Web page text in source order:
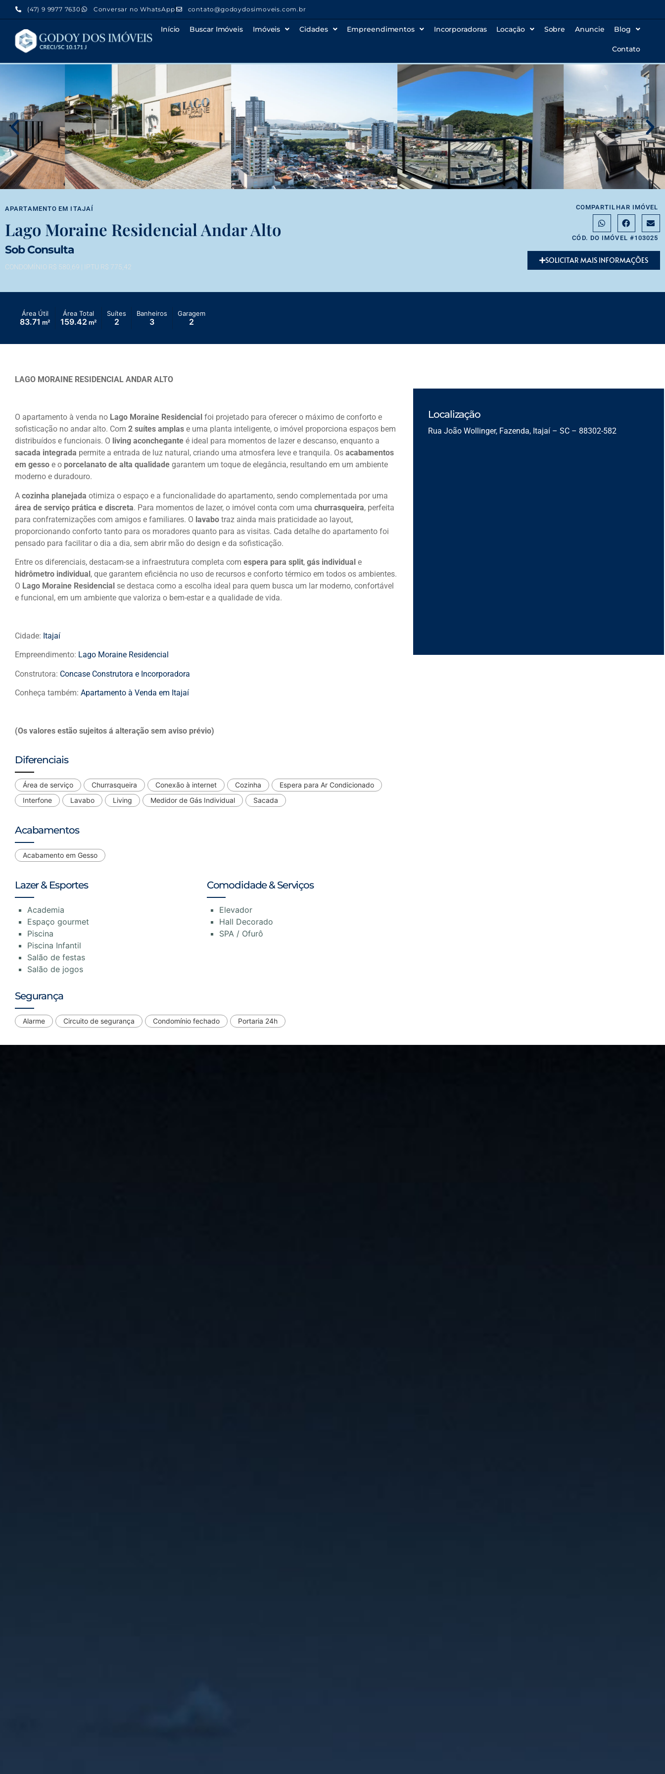
(47) 9 9977 7630 Conversar no WhatsApp contato@godoydosimoveis.com.br
Início Buscar Imóveis Imóveis Cidades Empreendimentos Incorporadoras Locação Sobre Anuncie Blog
Contato
APARTAMENTO EM ITAJAÍ
Lago Moraine Residencial Andar Alto
Sob Consulta
CONDOMÍNIO R$ 580,69 | IPTU R$ 775,42
COMPARTILHAR IMÓVEL
CÓD. DO IMÓVEL #103025
SOLICITAR MAIS INFORMAÇÕES
Área Útil
83.71 m²
Área Total
159.42 m²
Suítes
2
Banheiros
3
Garagem
2
LAGO MORAINE RESIDENCIAL ANDAR ALTO
O apartamento à venda no Lago Moraine Residencial foi projetado para oferecer o máximo de conforto e
sofisticação no andar alto. Com 2 suítes amplas e uma planta inteligente, o imóvel proporciona espaços bem
distribuídos e funcionais. O living aconchegante é ideal para momentos de lazer e descanso, enquanto a
sacada integrada permite a entrada de luz natural, criando uma atmosfera leve e tranquila. Os acabamentos
em gesso e o porcelanato de alta qualidade garantem um toque de elegância, resultando em um ambiente
moderno e duradouro.
A cozinha planejada otimiza o espaço e a funcionalidade do apartamento, sendo complementada por uma
área de serviço prática e discreta. Para momentos de lazer, o imóvel conta com uma churrasqueira, perfeita
para confraternizações com amigos e familiares. O lavabo traz ainda mais praticidade ao layout,
proporcionando conforto tanto para os moradores quanto para as visitas. Cada detalhe do apartamento foi
pensado para facilitar o dia a dia, sem abrir mão do design e da sofisticação.
Entre os diferenciais, destacam-se a infraestrutura completa com espera para split, gás individual e
hidrômetro individual, que garantem eficiência no uso de recursos e conforto térmico em todos os ambientes.
O Lago Moraine Residencial se destaca como a escolha ideal para quem busca um lar moderno, confortável
e funcional, em um ambiente que valoriza o bem-estar e a qualidade de vida.
Cidade: Itajaí
Empreendimento: Lago Moraine Residencial
Construtora: Concase Construtora e Incorporadora
Conheça também: Apartamento à Venda em Itajaí
(Os valores estão sujeitos á alteração sem aviso prévio)
Diferenciais
Área de serviço Churrasqueira Conexão à internet Cozinha
Espera para Ar Condicionado
Interfone
Lavabo Living Medidor de Gás Individual Sacada
Acabamentos
Acabamento em Gesso
Lazer & Esportes
Academia
Espaço gourmet
Piscina
Piscina Infantil
Salão de festas
Salão de jogos
Comodidade & Serviços
Elevador
Hall Decorado
SPA / Ofurô
Segurança
Alarme Circuito de segurança Condomínio fechado Portaria 24h
Localização
Rua João Wollinger, Fazenda, Itajaí – SC – 88302-582